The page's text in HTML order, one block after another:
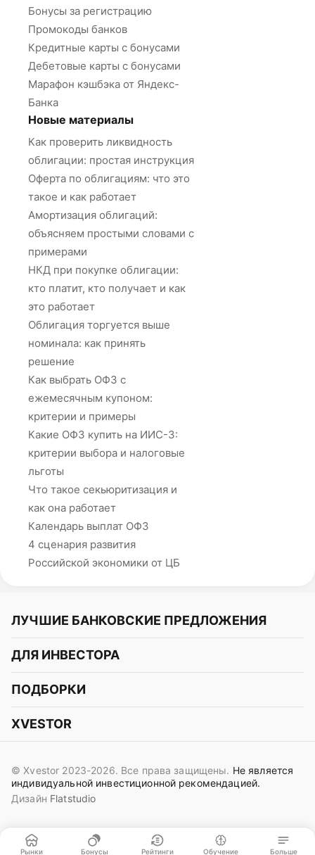
Бонусы за регистрацию
Промокоды банков
Кредитные карты с бонусами
Дебетовые карты с бонусами
Марафон кэшбэка от Яндекс-
Банка
Новые материалы
Как проверить ликвидность
облигации: простая инструкция
Оферта по облигациям: что это
такое и как работает
Амортизация облигаций:
объясняем простыми словами с
примерами
НКД при покупке облигации:
кто платит, кто получает и как
это работает
Облигация торгуется выше
номинала: как принять
решение
Как выбрать ОФЗ с
ежемесячным купоном:
критерии и примеры
Какие ОФЗ купить на ИИС-3:
критерии выбора и налоговые
льготы
Что такое секьюритизация и
как она работает
Календарь выплат ОФЗ
4 сценария развития
Российской экономики от ЦБ
ЛУЧШИЕ БАНКОВСКИЕ ПРЕДЛОЖЕНИЯ
Альфа-Банк
СБЕР
Газпромбанк
OZON Банк
Совкомбанк
ОТП Банк
ДЛЯ ИНВЕСТОРА
Курс акций
Курс облигаций
Прогнозы на криптовалюты
Идеи инвест аналитиков
Сигналы трейдеров
ПОДБОРКИ
Подборки акций
Подборки облигаций
XVESTOR
Вконтакте
Поддержка в Telegram
Контакты
Пользовательское соглашение
© Xvestor 2023-2026. Все права защищены. Не является
индивидуальной инвестиционной рекомендацией.
Дизайн Flatstudio
Рынки Бонусы Рейтинги Обучение Больше